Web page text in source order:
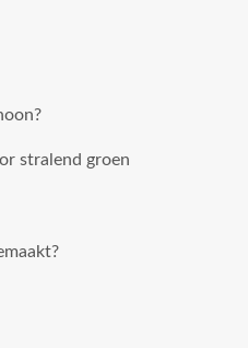
stralend groen